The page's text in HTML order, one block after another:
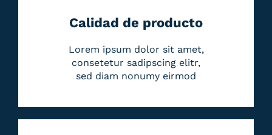
Calidad de producto
Lorem ipsum dolor sit amet,
consetetur sadipscing elitr,
sed diam nonumy eirmod